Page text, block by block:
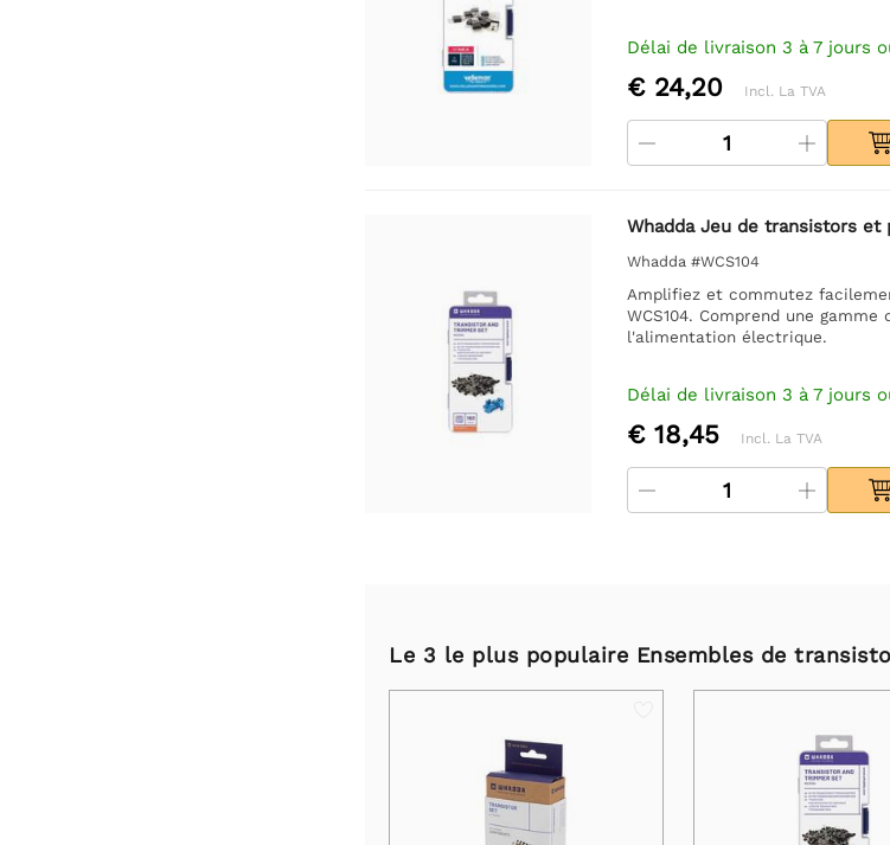
Délai de livraison 3 à 7 jours
€ 24,20 Incl. La TVA
Whadda Jeu de transistors
Whadda #WCS104
Amplifiez et commutez
WCS104. Comprend une
l'alimentation électrique.
Délai de livraison 3 à 7 jours
€ 18,45 Incl. La TVA
Le 3 le plus populaire Ensembles de